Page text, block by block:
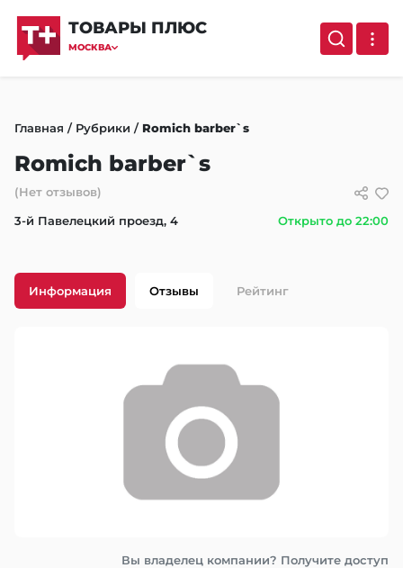
ТОВАРЫ ПЛЮС
МОСКВА
Главная / Рубрики / Romich barber`s
Romich barber`s
(Нет отзывов)
3-й Павелецкий проезд, 4
Открыто до 22:00
Информация Отзывы Рейтинг
Вы владелец компании? Получите доступ